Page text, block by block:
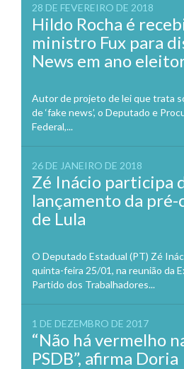
28 DE FEVEREIRO DE 2018
Hildo Rocha é
ministro Fux para
News em ano
Autor de projeto de lei que trata
de ‘fake news’, o Deputado e
Federal,...
26 DE JANEIRO DE 2018
Zé Inácio participa
lançamento da
de Lula
O Deputado Estadual (PT) Zé
quinta-feira 25/01, na reunião da
Partido dos Trabalhadores...
1 DE DEZEMBRO DE 2017
“Não há vermelho
PSDB”, afirma Doria